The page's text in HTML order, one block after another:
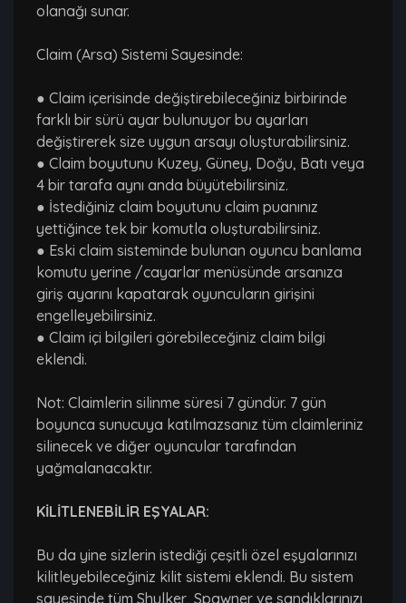
olanağı sunar.
Claim (Arsa) Sistemi Sayesinde:
● Claim içerisinde değiştirebileceğiniz birbirinde
farklı bir sürü ayar bulunuyor bu ayarları
değiştirerek size uygun arsayı oluşturabilirsiniz.
● Claim boyutunu Kuzey, Güney, Doğu, Batı veya
4 bir tarafa aynı anda büyütebilirsiniz.
● İstediğiniz claim boyutunu claim puanınız
yettiğince tek bir komutla oluşturabilirsiniz.
● Eski claim sisteminde bulunan oyuncu banlama
komutu yerine /cayarlar menüsünde arsanıza
giriş ayarını kapatarak oyuncuların girişini
engelleyebilirsiniz.
● Claim içi bilgileri görebileceğiniz claim bilgi
eklendi.
Not: Claimlerin silinme süresi 7 gündür. 7 gün
boyunca sunucuya katılmazsanız tüm claimleriniz
silinecek ve diğer oyuncular tarafından
yağmalanacaktır.
KİLİTLENEBİLİR EŞYALAR:
Bu da yine sizlerin istediği çeşitli özel eşyalarınızı
kilitleyebileceğiniz kilit sistemi eklendi. Bu sistem
sayesinde tüm Shulker, Spawner ve sandıklarınızı